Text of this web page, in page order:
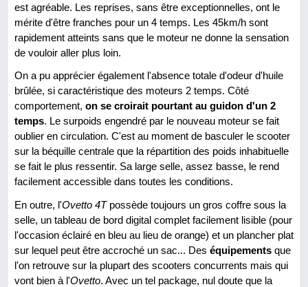
est agréable. Les reprises, sans être exceptionnelles, ont le
mérite d'être franches pour un 4 temps. Les 45km/h sont
rapidement atteints sans que le moteur ne donne la sensation
de vouloir aller plus loin.
On a pu apprécier également l'absence totale d'odeur d'huile
brûlée, si caractéristique des moteurs 2 temps. Côté
comportement, on se croirait pourtant au guidon d'un 2
temps. Le surpoids engendré par le nouveau moteur se fait
oublier en circulation. C'est au moment de basculer le scooter
sur la béquille centrale que la répartition des poids inhabituelle
se fait le plus ressentir. Sa large selle, assez basse, le rend
facilement accessible dans toutes les conditions.
En outre, l'Ovetto 4Tpossède toujours un gros coffre sous la
selle, un tableau de bord digital complet facilement lisible (pour
l'occasion éclairé en bleu au lieu de orange) et un plancher plat
sur lequel peut être accroché un sac... Des équipements que
l'on retrouve sur la plupart des scooters concurrents mais qui
vont bien à l'Ovetto. Avec un tel package, nul doute que la